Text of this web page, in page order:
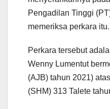
Pengadilan Tinggi
memeriksa perkara itu.
Perkara tersebut
Wenny Lumentut
(AJB) tahun 2021)
(SHM) 313 Talete